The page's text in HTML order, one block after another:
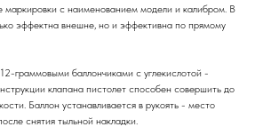
маркировки с наименованием модели и калибром. В
эффектна внешне, но и эффективна по прямому
граммовыми баллончиками с углекислотой -
клапана пистолет способен совершить до
Баллон устанавливается в рукоять - место
снятия тыльной накладки.